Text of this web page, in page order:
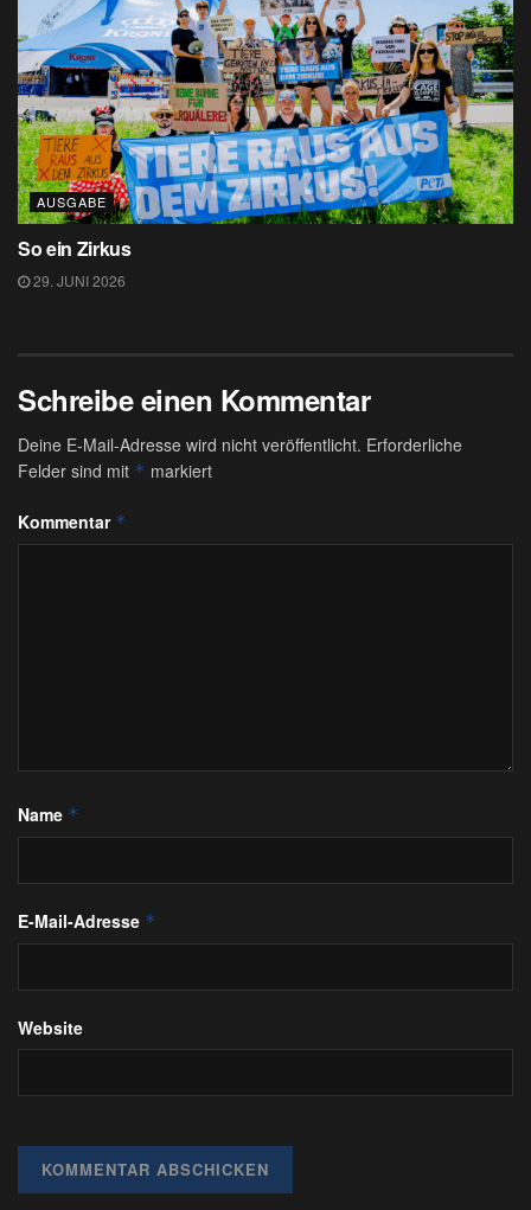
AUSGABE
So ein Zirkus
29. JUNI 2026
Schreibe einen Kommentar
Deine E-Mail-Adresse wird nicht veröffentlicht. Erforderliche
Felder sind mit * markiert
Kommentar *
Name *
E-Mail-Adresse *
Website